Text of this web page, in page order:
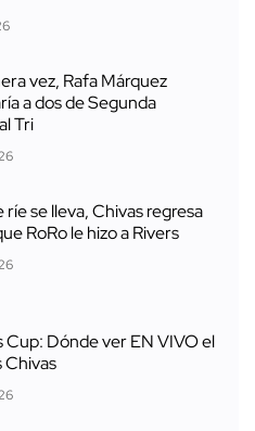
vez, Rafa Márquez
a dos de Segunda
Tri
ríe se lleva, Chivas regresa
RoRo le hizo a Rivers
Cup: Dónde ver EN VIVO el
Chivas